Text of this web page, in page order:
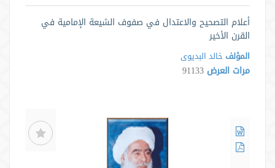
أعلام التصحيح والاعتدال في صفوف الشيعة الإمامية في
القرن الأخير
المؤلف خالد البدیوی
مرات العرض 91133